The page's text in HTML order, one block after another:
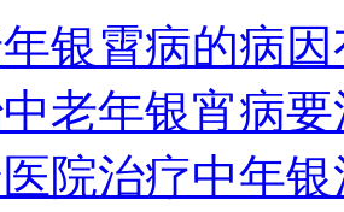
银霄病的病
老年银宵病
院治疗中年